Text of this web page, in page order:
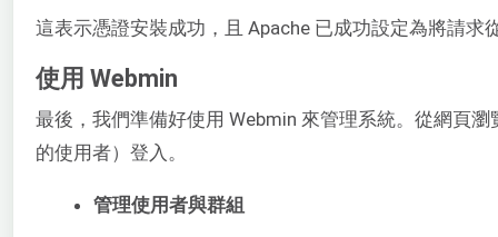
這表示憑證安裝成功，且 Apache 已成功設定為將請求
使用 Webmin
最後，我們準備好使用 Webmin 來管理系統。從網頁
的使用者）登入。
管理使用者與群組